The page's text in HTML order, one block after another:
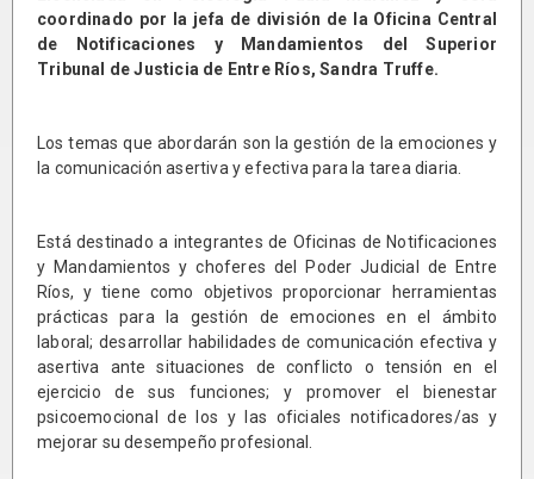
coordinado por la jefa de división de la Oficina Central
de Notificaciones y Mandamientos del Superior
Tribunal de Justicia de Entre Ríos, Sandra Truffe.
Los temas que abordarán son la gestión de la emociones y
la comunicación asertiva y efectiva para la tarea diaria.
Está destinado a integrantes de Oficinas de Notificaciones
y Mandamientos y choferes del Poder Judicial de Entre
Ríos, y tiene como objetivos proporcionar herramientas
prácticas para la gestión de emociones en el ámbito
laboral; desarrollar habilidades de comunicación efectiva y
asertiva ante situaciones de conflicto o tensión en el
ejercicio de sus funciones; y promover el bienestar
psicoemocional de los y las oficiales notificadores/as y
mejorar su desempeño profesional.